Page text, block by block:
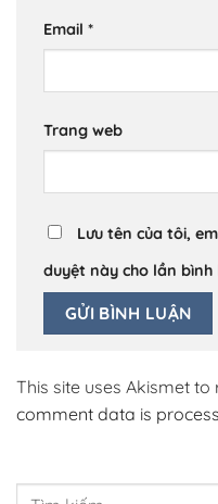
Email *
Trang web
Lưu tên của tôi,
duyệt này cho lần
This site uses Akismet to
comment data is